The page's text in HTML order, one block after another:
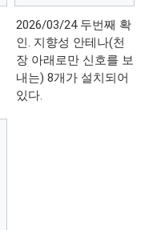
2026/03/24 두번째 확
인. 지향성 안테나(천
장 아래로만 신호를 보
내는) 8개가 설치되어
있다.